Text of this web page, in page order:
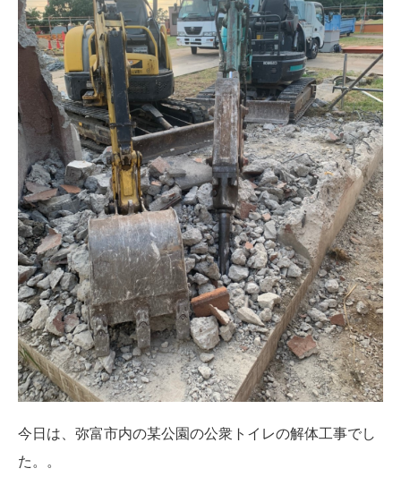
今日は、弥富市内の某公園の公衆トイレの解体工事でし
た。。